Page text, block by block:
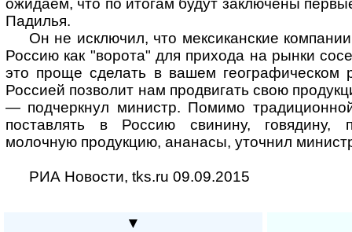
ожидаем, что по итогам будут заключены
Падилья.
Он не исключил, что мексиканские
Россию как "ворота" для прихода на рынки
это проще сделать в вашем географическом
Россией позволит нам продвигать свою
— подчеркнул министр. Помимо
поставлять в Россию свинину, говядину,
молочную продукцию, ананасы, уточнил
РИА Новости, tks.ru 09.09.2015
▼